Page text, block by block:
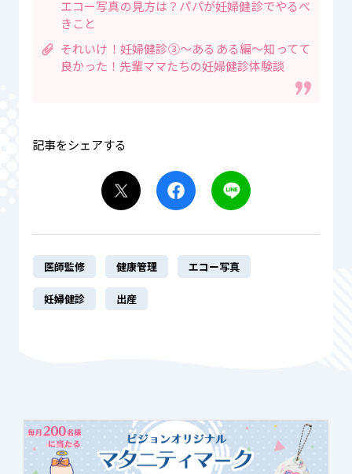
エコー写真の見方は？パパが妊婦健診でやるべ
きこと
それいけ！妊婦健診③〜あるある編〜知ってて
良かった！先輩ママたちの妊婦健診体験談
記事をシェアする
医師監修 健康管理 エコー写真
妊婦健診 出産